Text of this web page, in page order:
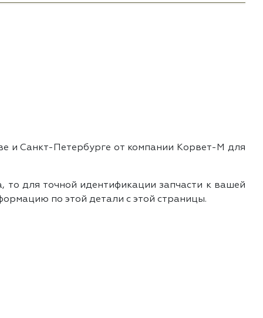
и Санкт-Петербурге от компании Корвет-М для
то для точной идентификации запчасти к вашей
по этой детали с этой страницы.